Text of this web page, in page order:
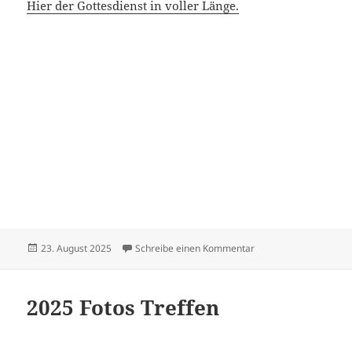
Hier der Gottesdienst in voller Länge.
Veröffentlicht
23. August 2025 Schreibe einen Kommentarzu Sängerfest in
2025 Fotos Treffen